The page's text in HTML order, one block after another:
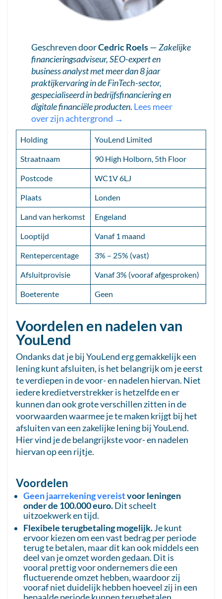
Geschreven doorCedric Roels—Zakelijke
financieringsadviseur, SEO-expert en
business analyst met meer dan 8 jaar
praktijkervaring in de FinTech-sector,
gespecialiseerd in bedrijfsfinanciering en
digitale financiële producten. Lees meer
over zijn achtergrond →
Holding YouLend Limited
Straatnaam 90 High Holborn, 5th Floor
Postcode WC1V 6LJ
Plaats Londen
Land van herkomst Engeland
Looptijd Vanaf 1 maand
Rentepercentage 3% – 25% (vast)
Afsluitprovisie Vanaf 3% (vooraf afgesproken)
Boeterente Geen
Voordelen en nadelen van
YouLend
Ondanks dat je bij YouLend erg gemakkelijk een
lening kunt afsluiten, is het belangrijk om je eerst
te verdiepen in de voor- en nadelen hiervan. Niet
iedere kredietverstrekker is hetzelfde en er
kunnen dan ook grote verschillen zitten in de
voorwaarden waarmee je te maken krijgt bij het
afsluiten van een zakelijke lening bij YouLend.
Hier vind je de belangrijkste voor- en nadelen
hiervan op een rijtje.
Voordelen
Geen jaarrekening vereistvoor leningen
onder de 100.000 euro.Dit scheelt
uitzoekwerk en tijd.
Flexibele terugbetaling mogelijk.Je kunt
ervoor kiezen om een vast bedrag per periode
terug te betalen, maar dit kan ook middels een
deel van je omzet worden gedaan. Dit is
vooral prettig voor ondernemers die een
fluctuerende omzet hebben, waardoor zij
vooraf niet duidelijk hebben hoeveel zij in een